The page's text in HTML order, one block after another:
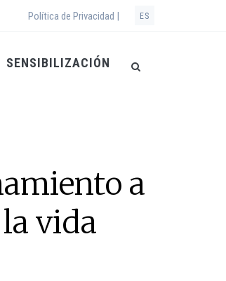
Política de Privacidad | ES
SENSIBILIZACIÓN
a
vida